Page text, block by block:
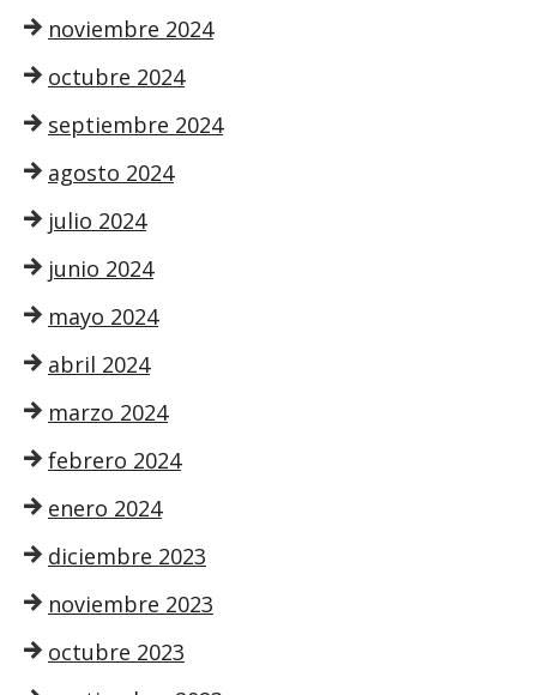
noviembre 2024
octubre 2024
septiembre 2024
agosto 2024
julio 2024
junio 2024
mayo 2024
abril 2024
marzo 2024
febrero 2024
enero 2024
diciembre 2023
noviembre 2023
octubre 2023